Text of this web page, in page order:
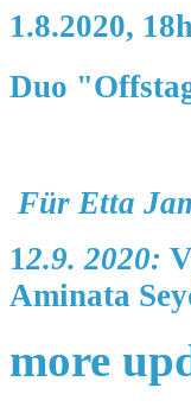
1.8.2020,
Duo
Für Etta
12.9. 2020:
Aminata
more